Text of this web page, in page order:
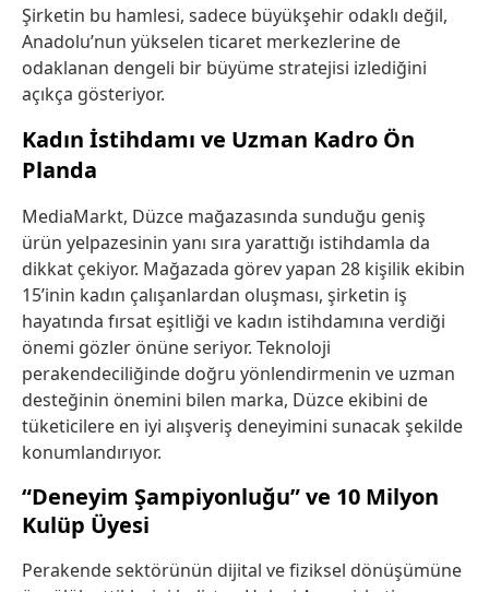
Şirketin bu hamlesi, sadece büyükşehir odaklı değil,
Anadolu’nun yükselen ticaret merkezlerine de
odaklanan dengeli bir büyüme stratejisi izlediğini
açıkça gösteriyor.
Kadın İstihdamı ve Uzman Kadro Ön
Planda
MediaMarkt, Düzce mağazasında sunduğu geniş
ürün yelpazesinin yanı sıra yarattığı istihdamla da
dikkat çekiyor. Mağazada görev yapan 28 kişilik ekibin
15’inin kadın çalışanlardan oluşması, şirketin iş
hayatında fırsat eşitliği ve kadın istihdamına verdiği
önemi gözler önüne seriyor. Teknoloji
perakendeciliğinde doğru yönlendirmenin ve uzman
desteğinin önemini bilen marka, Düzce ekibini de
tüketicilere en iyi alışveriş deneyimini sunacak şekilde
konumlandırıyor.
“Deneyim Şampiyonluğu” ve 10 Milyon
Kulüp Üyesi
Perakende sektörünün dijital ve fiziksel dönüşümüne